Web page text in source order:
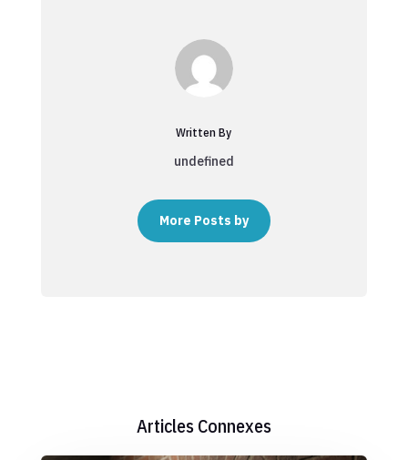
Written By
undefined
More Posts by
Articles Connexes